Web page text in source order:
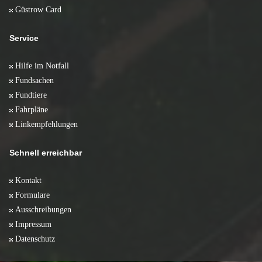
Güstrow Card
Service
Hilfe im Notfall
Fundsachen
Fundtiere
Fahrpläne
Linkempfehlungen
Schnell erreichbar
Kontakt
Formulare
Ausschreibungen
Impressum
Datenschutz